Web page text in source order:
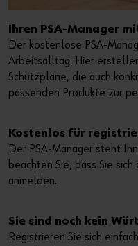
Ihren PSA-Manager
Der kostenlose PSA-
Arbeitsalltag. Hier
Schutzpläne, die auch
passenden Produkte zur
Kostenlos für
Der PSA-Manager steht
beachten Sie, dass Sie
anmelden.
Sie sind noch kein
Registrieren Sie sich